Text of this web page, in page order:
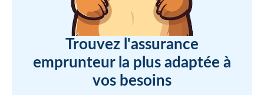
Trouvez l'assurance
emprunteur la plus adaptée à
vos besoins